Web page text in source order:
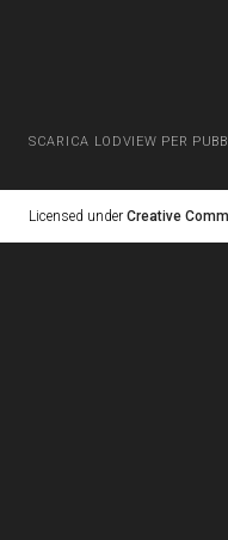
SCARICA LODVIEW PER
Licensed under Creative